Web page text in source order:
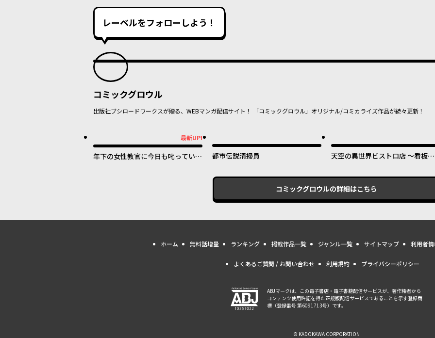
レーベルをフォローしよう！
コミックグロウル
出版社ブシロードワークスが贈る、WEBマンガ配信サイト！ 「コミックグロウル」オリジナル/コミカライズ作品が続々更新！
最新UP!
年下の女性教官に今日も叱っていた
都市伝説清掃員
天空の異世界ビストロ店 ～看板娘
コミックグロウルの詳細はこちら
ホーム 無料話増量 ランキング 掲載作品一覧 ジャンル一覧 サイトマップ 利用者
よくあるご質問 / お問い合わせ 利用規約 プライバシーポリシー
ABJマークは、この電子書店・電子書籍配信サービスが、著作権者から
コンテンツ使用許諾を得た正規版配信サービスであることを示す登録商
標（登録番号 第6091713号）です。
© KADOKAWA CORPORATION